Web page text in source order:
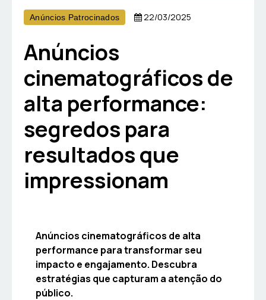
Anúncios Patrocinados 22/03/2025
Anúncios
cinematográficos de
alta performance:
segredos para
resultados que
impressionam
Anúncios cinematográficos de alta
performance para transformar seu
impacto e engajamento. Descubra
estratégias que capturam a atenção do
público.